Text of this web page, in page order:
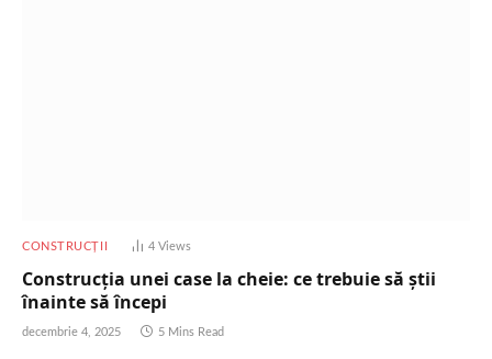
CONSTRUCȚII 4Views
Construcția unei case la cheie: ce trebuie să știi
înainte să începi
decembrie 4, 2025 5 Mins Read